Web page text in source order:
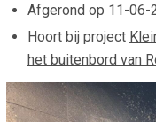
Afgerond op 11-06-
Hoort bij project
het buitenbord van